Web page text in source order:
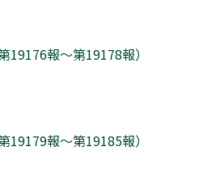
19176報～第19178報）
19179報～第19185報）